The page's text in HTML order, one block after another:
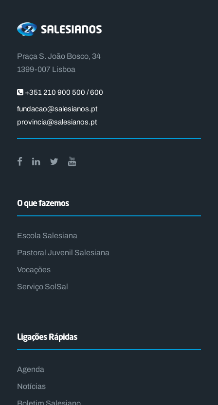
Praça S. João Bosco, 34
1399-007 Lisboa
+351 210 900 500 / 600
fundacao@salesianos.pt
provincia@salesianos.pt
O que fazemos
Escola Salesiana
Pastoral Juvenil Salesiana
Vocações
Serviço SolSal
Ligações Rápidas
Agenda
Notícias